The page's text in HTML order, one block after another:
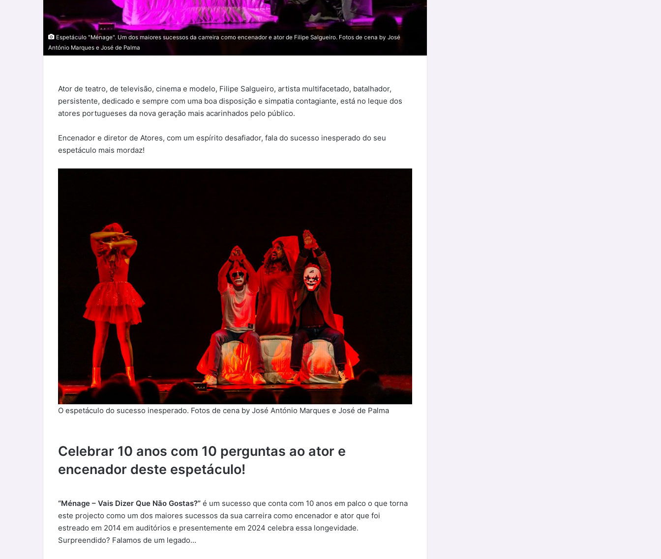
Espetáculo "Ménage". Um dos maiores sucessos da carreira como encenador e ator de Filipe Salgueiro. Fotos de cena by José
António Marques e José de Palma
Ator de teatro, de televisão, cinema e modelo, Filipe Salgueiro, artista multifacetado, batalhador,
persistente, dedicado e sempre com uma boa disposição e simpatia contagiante, está no leque dos
atores portugueses da nova geração mais acarinhados pelo público.
Encenador e diretor de Atores, com um espírito desafiador, fala do sucesso inesperado do seu
espetáculo mais mordaz!
O espetáculo do sucesso inesperado. Fotos de cena by José António Marques e José de Palma
Celebrar 10 anos com 10 perguntas ao ator e
encenador deste espetáculo!
“Ménage – Vais Dizer Que Não Gostas?” é um sucesso que conta com 10 anos em palco o que torna
este projecto como um dos maiores sucessos da sua carreira como encenador e ator que foi
estreado em 2014 em auditórios e presentemente em 2024 celebra essa longevidade.
Surpreendido? Falamos de um legado…